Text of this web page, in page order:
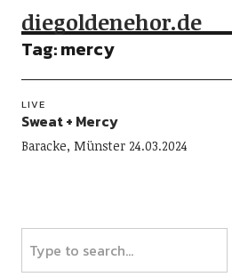
diegoldenehor.de
Tag:mercy
LIVE
Sweat + Mercy
Baracke, Münster 24.03.2024